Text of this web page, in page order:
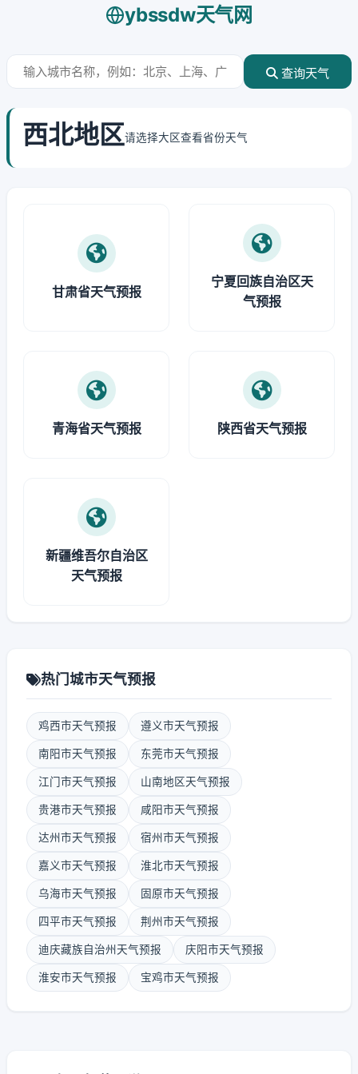
ybssdw天气网
查询天气
西北地区请选择大区查看省份天气
甘肃省天气预报
宁夏回族自治区天
气预报
青海省天气预报 陕西省天气预报
新疆维吾尔自治区
天气预报
热门城市天气预报
鸡西市天气预报 遵义市天气预报
南阳市天气预报 东莞市天气预报
江门市天气预报 山南地区天气预报
贵港市天气预报 咸阳市天气预报
达州市天气预报 宿州市天气预报
嘉义市天气预报 淮北市天气预报
乌海市天气预报 固原市天气预报
四平市天气预报 荆州市天气预报
迪庆藏族自治州天气预报 庆阳市天气预报
淮安市天气预报 宝鸡市天气预报